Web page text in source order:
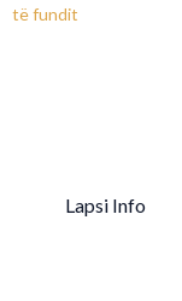
të fundit
Lapsi Info